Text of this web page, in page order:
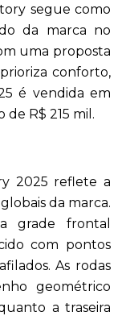
segue como
da marca no
uma proposta
conforto,
é vendida em
R$ 215 mil.
2025 reflete a
da marca.
grade frontal
com pontos
As rodas
geométrico
a traseira